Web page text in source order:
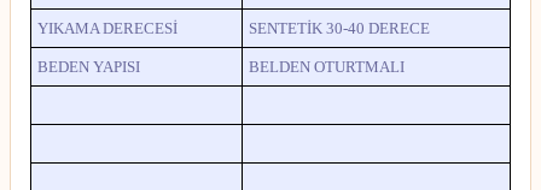
YIKAMA DERECESİ SENTETİK 30-40 DERECE
BEDEN YAPISI BELDEN OTURTMALI